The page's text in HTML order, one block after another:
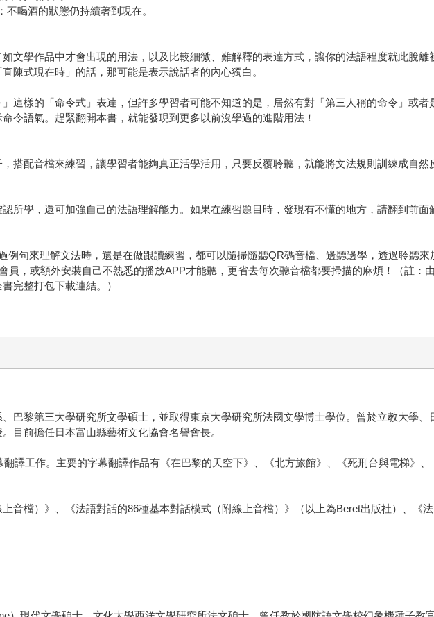
喝酒的狀態仍持續著到現在。
文學作品中才會出現的用法，以及比較細微、難解釋的表達方式，讓你的法語程度就此脫離
陳式現在時」的話，那可能是表示說話者的內心獨白。
這樣的「命令式」表達，但許多學習者可能不知道的是，居然有對「第三人稱的命令」或者
令語氣。趕緊翻開本書，就能發現到更多以前沒學過的進階用法！
搭配音檔來練習，讓學習者能夠真正活學活用，只要反覆聆聽，就能將文法規則訓練成自然
所學，還可加強自己的法語理解能力。如果在練習題目時，發現有不懂的地方，請翻到前面
例句來理解文法時，還是在做跟讀練習，都可以隨掃隨聽QR碼音檔、邊聽邊學，透過聆聽來
員，或額外安裝自己不熟悉的播放APP才能聽，更省去每次聽音檔都要掃描的麻煩！（註：
完整打包下載連結。）
巴黎第三大學研究所文學碩士，並取得東京大學研究所法國文學博士學位。曾於立教大學、
目前擔任日本富山縣藝術文化協會名譽會長。
譯工作。主要的字幕翻譯作品有《在巴黎的天空下》、《北方旅館》、《死刑台與電梯》
檔）》、《法語對話的86種基本對話模式（附線上音檔）》（以上為Beret出版社）、《